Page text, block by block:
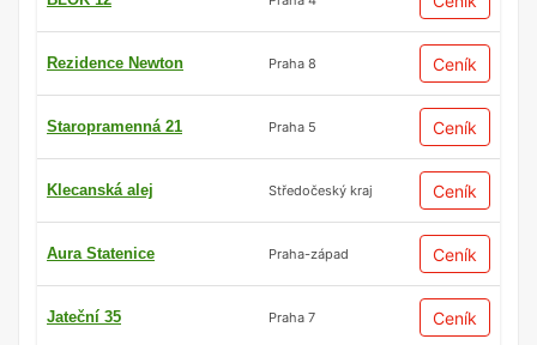
Rezidence Newton Praha 8 Ceník
Staropramenná 21 Praha 5 Ceník
Klecanská alej Středočeský kraj Ceník
Aura Statenice Praha-západ Ceník
Jateční 35 Praha 7 Ceník